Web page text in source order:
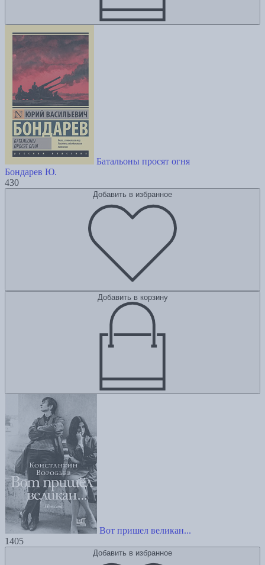
Батальоны просят огня
Бондарев Ю.
430
Добавить в избранное
Добавить в корзину
Вот пришел великан...
1405
Добавить в избранное